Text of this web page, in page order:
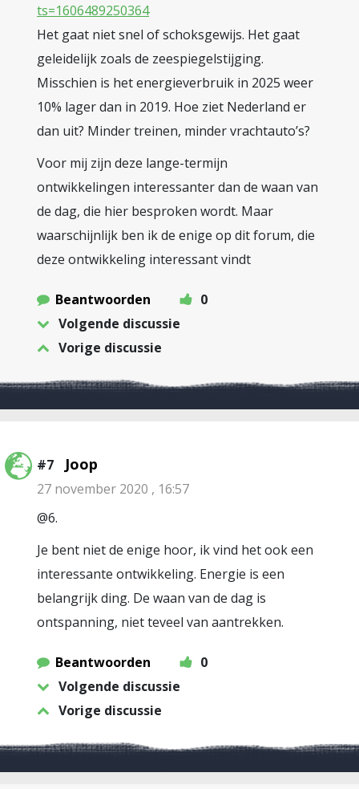
ts=1606489250364
Het gaat niet snel of schoksgewijs. Het gaat
geleidelijk zoals de zeespiegelstijging.
Misschien is het energieverbruik in 2025 weer
10% lager dan in 2019. Hoe ziet Nederland er
dan uit? Minder treinen, minder vrachtauto’s?
Voor mij zijn deze lange-termijn
ontwikkelingen interessanter dan de waan van
de dag, die hier besproken wordt. Maar
waarschijnlijk ben ik de enige op dit forum, die
deze ontwikkeling interessant vindt
Beantwoorden
0
Volgende discussie
Vorige discussie
#7 Joop
27 november 2020 , 16:57
@6.
Je bent niet de enige hoor, ik vind het ook een
interessante ontwikkeling. Energie is een
belangrijk ding. De waan van de dag is
ontspanning, niet teveel van aantrekken.
Beantwoorden
0
Volgende discussie
Vorige discussie